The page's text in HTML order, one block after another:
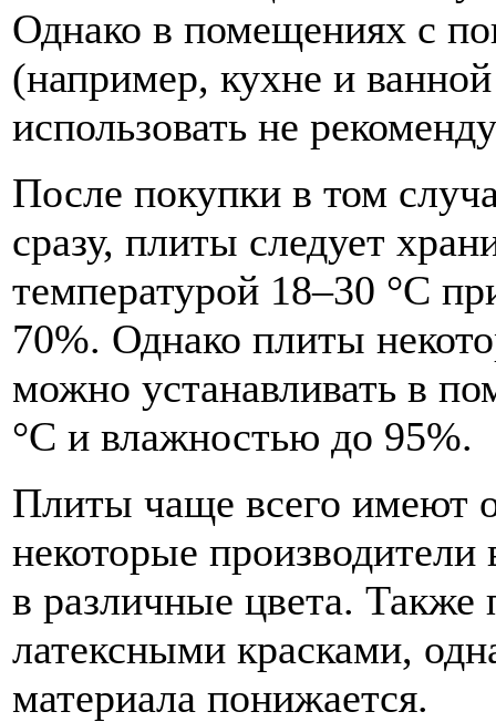
Однако в помещениях с
(например, кухне и
использовать не
После покупки в том
сразу, плиты следует
температурой 18–30 °С
70%. Однако плиты
можно устанавливать в
°С и влажностью до 95%.
Плиты чаще всего имеют
некоторые
в различные цвета.
латексными красками,
материала понижается.